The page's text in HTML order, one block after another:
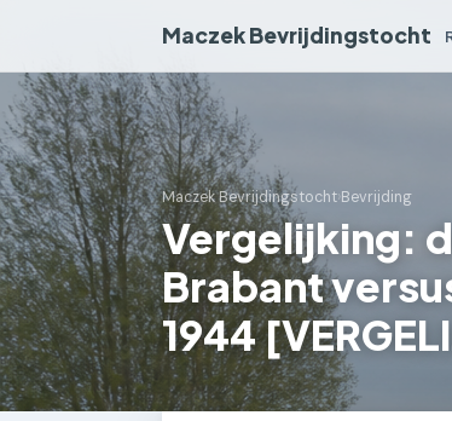
Maczek Bevrijdingstocht
Maczek Bevrijdingstocht›Bevrijding
Vergelijking:
Brabant
1944